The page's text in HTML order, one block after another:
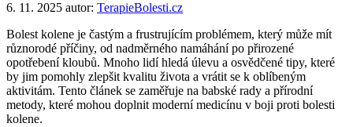
6. 11. 2025 autor: TerapieBolesti.cz
Bolest kolene je častým a frustrujícím problémem, který může mít
různorodé příčiny, od nadměrného namáhání po přirozené
opotřebení kloubů. Mnoho lidí hledá úlevu a osvědčené tipy, které
by jim pomohly zlepšit kvalitu života a vrátit se k oblíbeným
aktivitám. Tento článek se zaměřuje na babské rady a přírodní
metody, které mohou doplnit moderní medicínu v boji proti bolesti
kolene.